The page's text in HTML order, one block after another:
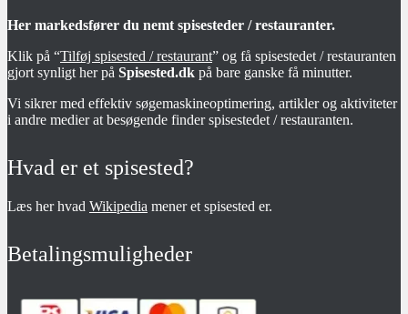
Her markedsfører du nemt spisesteder / restauranter.
Klik på “Tilføj spisested / restaurant” og få spisestedet / restauranten
gjort synligt her på Spisested.dk på bare ganske få minutter.
Vi sikrer med effektiv søgemaskineoptimering, artikler og aktiviteter
i andre medier at besøgende finder spisestedet / restauranten.
Hvad er et spisested?
Læs her hvad Wikipedia mener et spisested er.
Betalingsmuligheder